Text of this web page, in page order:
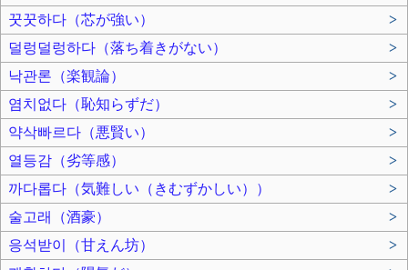
꿋꿋하다（芯が強い）
>
덜렁덜렁하다（落ち着きがない）
>
낙관론（楽観論）
>
염치없다（恥知らずだ）
>
약삭빠르다（悪賢い）
>
열등감（劣等感）
>
까다롭다（気難しい（きむずかしい））
>
술고래（酒豪）
>
응석받이（甘えん坊）
>